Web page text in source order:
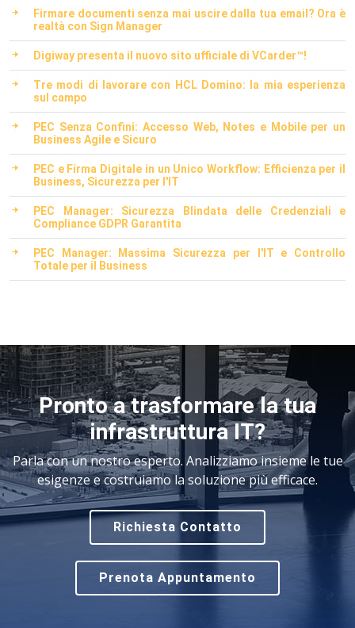
Firmare documenti senza mai uscire dalla tua email? Ora è
realtà con Sign Manager
Digiway presenta il nuovo sito ufficiale di VCarder™!
Tre modi di lavorare con HCL Domino: la mia esperienza
sul campo
PEC Senza Confini: Accesso Web, Notes e Mobile per un
Business Agile e Sicuro
PEC e Firma Digitale in un Unico Workflow: Efficienza per il
Business, Sicurezza per l'IT
PEC Manager: Sicurezza Blindata delle Credenziali e
Compliance GDPR Garantita
PEC Manager: Massima Sicurezza per l'IT e Controllo
Totale per il Business
Pronto a trasformare la tua
infrastruttura IT?
Parla con un nostro esperto. Analizziamo insieme le tue
esigenze e costruiamo la soluzione più efficace.
Richiesta Contatto
Prenota Appuntamento